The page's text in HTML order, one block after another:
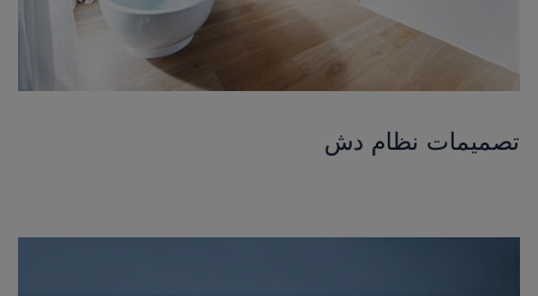
تصميمات نظام دش